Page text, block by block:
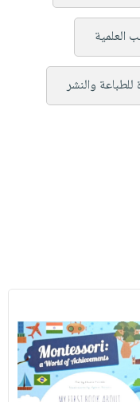
العلمية
للطباعة والنشر